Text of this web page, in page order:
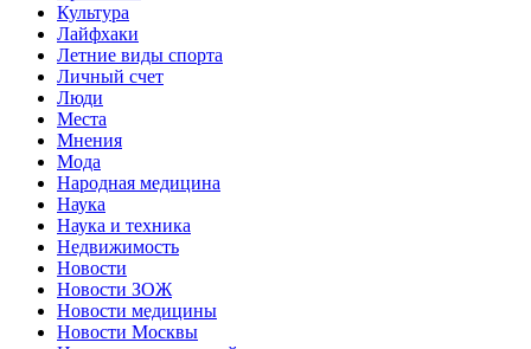
Культура
Лайфхаки
Летние виды спорта
Личный счет
Люди
Места
Мнения
Мода
Народная медицина
Наука
Наука и техника
Недвижимость
Новости
Новости ЗОЖ
Новости медицины
Новости Москвы